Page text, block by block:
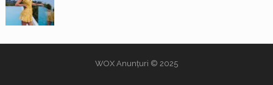
WOX Anunțuri © 2025